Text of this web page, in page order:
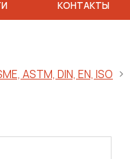
КОНТАКТЫ
ASTM, DIN, EN, ISO